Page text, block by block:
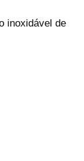
inoxidável de